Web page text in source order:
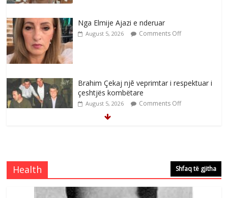
Nga Elmije Ajazi e nderuar
August 5, 2026 Comments Off
Brahim Çekaj njē veprimtar i respektuar i
çeshtjës kombëtare
August 5, 2026 Comments Off
e invalidëve në Fushë Kosovë
Comments Off
Health Shfaq të gjitha